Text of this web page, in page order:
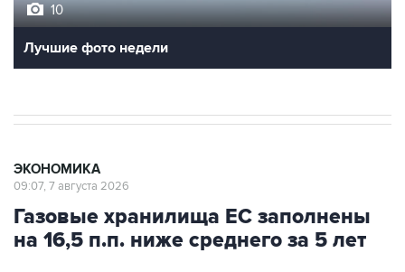
Лучшие фото недели
Газовые хранилища ЕС заполнены
на 16,5 п.п. ниже среднего за 5 лет
Москва. 7 августа. INTERFAX.RU - Запасы газа в